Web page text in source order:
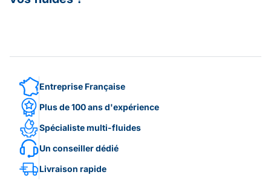
Entreprise Française
Plus de 100 ans d'expérience
Spécialiste multi-fluides
Un conseiller dédié
Livraison rapide